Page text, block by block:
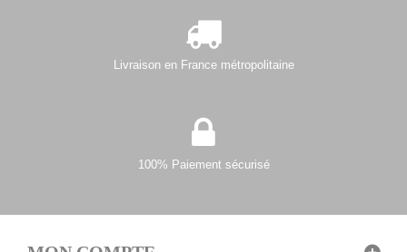
Livraison en France métropolitaine
100% Paiement sécurisé